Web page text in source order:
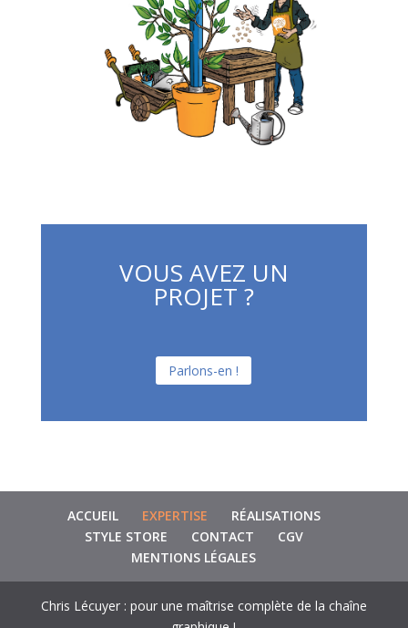
VOUS AVEZ UN
PROJET ?
Parlons-en !
ACCUEIL EXPERTISE
RÉALISATIONS
STYLE STORE
CONTACT
CGV
MENTIONS LÉGALES
Chris Lécuyer : pour une maîtrise complète de la chaîne